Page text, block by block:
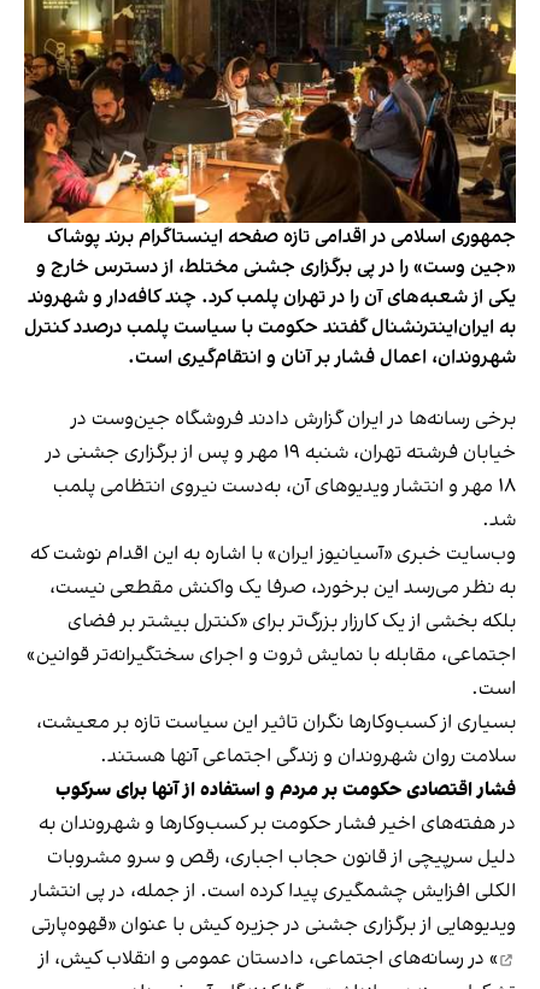
جمهوری اسلامی در اقدامی تازه صفحه اینستاگرام برند پوشاک
«جین وست» را در پی برگزاری جشنی مختلط، از دسترس خارج و
یکی از شعبه‌های آن را در تهران پلمب کرد. چند کافه‌‌دار و شهروند
به ایران‌اینترنشنال گفتند حکومت با سیاست پلمب درصدد کنترل
شهروندان، اعمال فشار بر آنان و انتقام‌گیری است.
برخی رسانه‌ها در ایران گزارش دادند فروشگاه جین‌وست در
خیابان فرشته تهران، شنبه ۱۹ مهر و پس از برگزاری جشنی در
۱۸ مهر و انتشار ویدیوهای آن، به‌دست نیروی انتظامی پلمب
شد.
وب‌سایت خبری «آسیانیوز ایران» با اشاره به این اقدام نوشت که
به نظر می‌رسد این برخورد، صرفا یک واکنش مقطعی نیست،
بلکه بخشی از یک کارزار بزرگ‌تر برای «کنترل بیشتر بر فضای
اجتماعی، مقابله با نمایش ثروت و اجرای سختگیرانه‌تر قوانین»
است.
بسیاری از کسب‌وکارها نگران تاثیر این سیاست‌ تازه بر معیشت،
سلامت روان شهروندان و زندگی اجتماعی آنها هستند.
فشار اقتصادی حکومت بر مردم و استفاده از آنها برای سرکوب
در هفته‌های اخیر فشار حکومت بر کسب‌وکارها و شهروندان به
دلیل سرپیچی از قانون حجاب اجباری، رقص و سرو مشروبات
الکلی افزایش چشمگیری پیدا کرده است. از جمله، در پی انتشار
ویدیوهایی از برگزاری جشنی در جزیره کیش با عنوان «قهوه‌پارتی
» در رسانه‌های اجتماعی، دادستان عمومی و انقلاب کیش، از